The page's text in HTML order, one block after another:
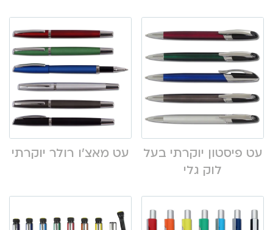
עט פיסטון יוקרתי בעל
לוק גלי
עט מאצ’ו רולר יוקרתי